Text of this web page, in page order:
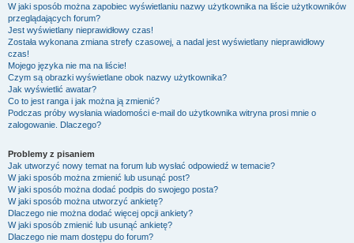
W jaki sposób można zapobiec wyświetlaniu nazwy użytkownika na liście użytkowników
przeglądających forum?
Jest wyświetlany nieprawidłowy czas!
Została wykonana zmiana strefy czasowej, a nadal jest wyświetlany nieprawidłowy
czas!
Mojego języka nie ma na liście!
Czym są obrazki wyświetlane obok nazwy użytkownika?
Jak wyświetlić awatar?
Co to jest ranga i jak można ją zmienić?
Podczas próby wysłania wiadomości e-mail do użytkownika witryna prosi mnie o
zalogowanie. Dlaczego?
Problemy z pisaniem
Jak utworzyć nowy temat na forum lub wysłać odpowiedź w temacie?
W jaki sposób można zmienić lub usunąć post?
W jaki sposób można dodać podpis do swojego posta?
W jaki sposób można utworzyć ankietę?
Dlaczego nie można dodać więcej opcji ankiety?
W jaki sposób zmienić lub usunąć ankietę?
Dlaczego nie mam dostępu do forum?